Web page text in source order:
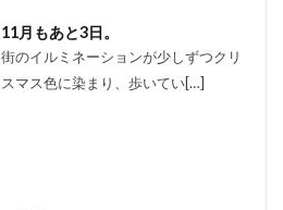
11月もあと3日。
街のイルミネーションが少しずつクリ
スマス色に染まり、歩いてい[…]